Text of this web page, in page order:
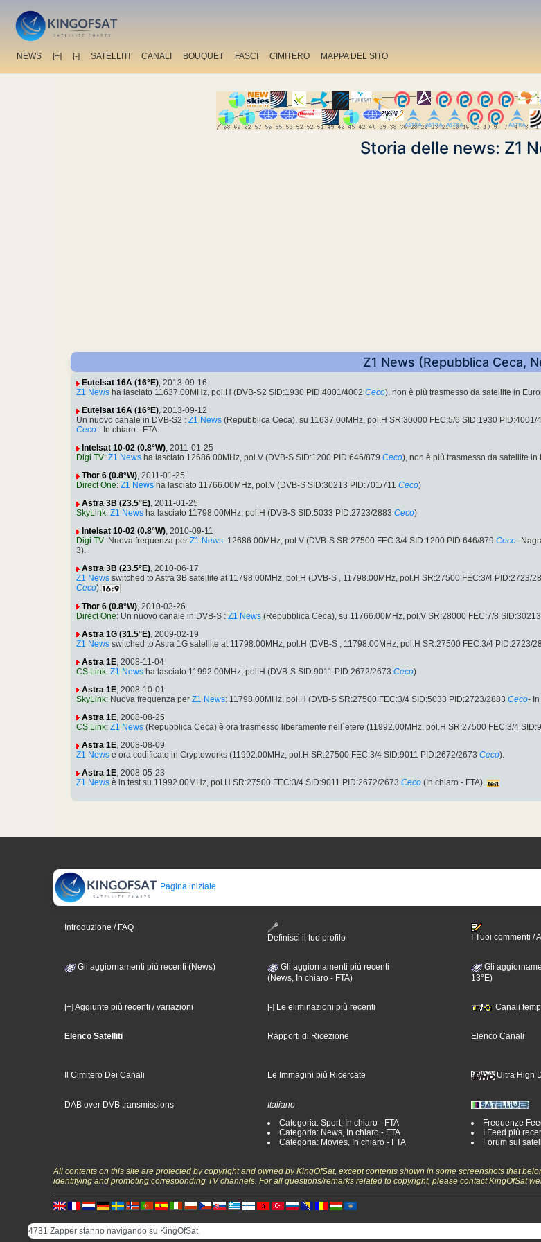
NEWS [+] [-] SATELLITI CANALI BOUQUET FASCI CIMITERO MAPPA DEL SITO
Storia delle news: Z1
Z1 News (Repubblica Ceca,
Eutelsat 16A (16°E), 2013-09-16
Z1 News ha lasciato 11637.00MHz, pol.H (DVB-S2 SID:1930 PID:4001/4002 Ceco), non è più trasmesso da satellite in
Eutelsat 16A (16°E), 2013-09-12
Un nuovo canale in DVB-S2 : Z1 News (Repubblica Ceca), su 11637.00MHz, pol.H SR:30000 FEC:5/6 SID:1930 PID:4001/
Ceco - In chiaro - FTA.
Intelsat 10-02 (0.8°W), 2011-01-25
Digi TV: Z1 News ha lasciato 12686.00MHz, pol.V (DVB-S SID:1200 PID:646/879 Ceco), non è più trasmesso da satellite in
Thor 6 (0.8°W), 2011-01-25
Direct One: Z1 News ha lasciato 11766.00MHz, pol.V (DVB-S SID:30213 PID:701/711 Ceco)
Astra 3B (23.5°E), 2011-01-25
SkyLink: Z1 News ha lasciato 11798.00MHz, pol.H (DVB-S SID:5033 PID:2723/2883 Ceco)
Intelsat 10-02 (0.8°W), 2010-09-11
Digi TV: Nuova frequenza per Z1 News: 12686.00MHz, pol.V (DVB-S SR:27500 FEC:3/4 SID:1200 PID:646/879 Ceco-
3).
Astra 3B (23.5°E), 2010-06-17
Z1 News switched to Astra 3B satellite at 11798.00MHz, pol.H (DVB-S , 11798.00MHz, pol.H SR:27500 FEC:3/4 PID:2723/
Ceco).
Thor 6 (0.8°W) , 2010-03-26
Direct One: Un nuovo canale in DVB-S : Z1 News (Repubblica Ceca), su 11766.00MHz, pol.V SR:28000 FEC:7/8
Astra 1G (31.5°E) , 2009-02-19
Z1 News switched to Astra 1G satellite at 11798.00MHz, pol.H (DVB-S , 11798.00MHz, pol.H SR:27500 FEC:3/4 PID:2723/
Astra 1E, 2008-11-04
CS Link: Z1 News ha lasciato 11992.00MHz, pol.H (DVB-S SID:9011 PID:2672/2673 Ceco)
Astra 1E, 2008-10-01
SkyLink: Nuova frequenza per Z1 News: 11798.00MHz, pol.H (DVB-S SR:27500 FEC:3/4 SID:5033 PID:2723/2883 Ceco-
Astra 1E, 2008-08-25
CS Link: Z1 News (Repubblica Ceca) è ora trasmesso liberamente nell´etere (11992.00MHz, pol.H SR:27500 FEC:3/4
Astra 1E, 2008-08-09
Z1 News è ora codificato in Cryptoworks (11992.00MHz, pol.H SR:27500 FEC:3/4 SID:9011 PID:2672/2673 Ceco).
Astra 1E, 2008-05-23
Z1 News è in test su 11992.00MHz, pol.H SR:27500 FEC:3/4 SID:9011 PID:2672/2673 Ceco (In chiaro - FTA).
Pagina iniziale
Introduzione / FAQ
Definisci il tuo profilo
I Tuoi commenti /
Gli aggiornamenti più recenti (News)
Gli aggiornamenti più recenti
(News, In chiaro - FTA)
Gli
13°E)
[+] Aggiunte più recenti / variazioni [-] Le eliminazioni più recenti Canali
Elenco Satelliti Rapporti di Ricezione Elenco Canali
Il Cimitero Dei Canali Le Immagini più Ricercate Ultra High
DAB over DVB transmissions
Italiano
Categoria: Sport, In chiaro - FTA
Categoria: News, In chiaro - FTA
Categoria: Movies, In chiaro - FTA
Frequenze
I Feed più
Forum sul
All contents on this site are protected by copyright and owned by KingOfSat, except contents shown in some screenshots that
identifying and promoting corresponding TV channels. For all questions/remarks related to copyright, please contact KingOfSat
4731 Zapper stanno navigando su KingOfSat.